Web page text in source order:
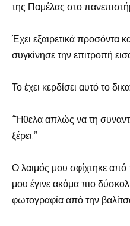
της Παμέλας στο
Έχει εξαιρετικά προσόντα
συγκίνησε την επιτροπή
Το έχει κερδίσει αυτό το
“Ήθελα απλώς να τη
ξέρει.”
Ο λαιμός μου σφίχτηκε από
μου έγινε ακόμα πιο
φωτογραφία από την